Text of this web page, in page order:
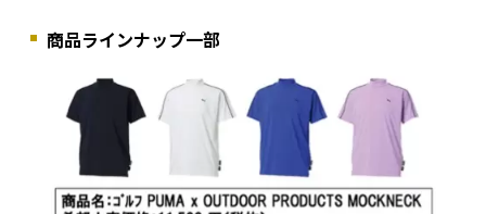
商品ラインナップ一部